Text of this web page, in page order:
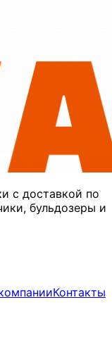
с доставкой по
бульдозеры и
Контакты